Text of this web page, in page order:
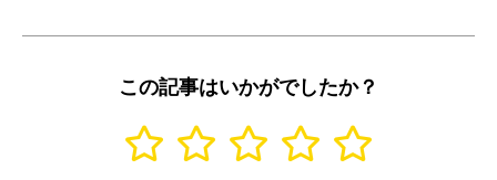
この記事はいかがでしたか？